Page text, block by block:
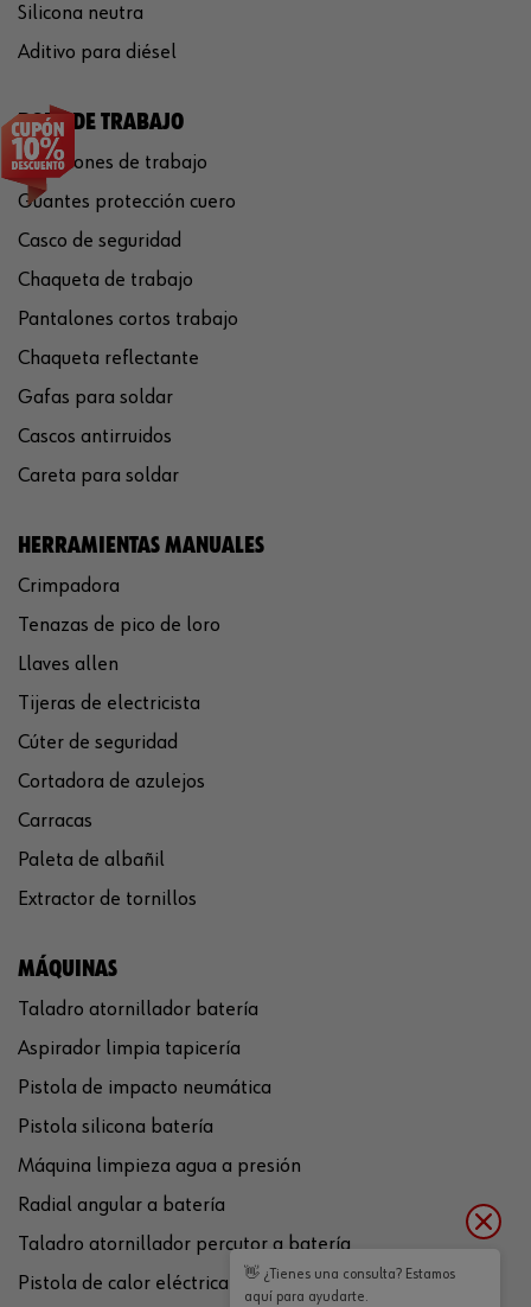
Silicona neutra
Aditivo para diésel
ROPA DE TRABAJO
Pantalones de trabajo
Guantes protección cuero
Casco de seguridad
Chaqueta de trabajo
Pantalones cortos trabajo
Chaqueta reflectante
Gafas para soldar
Cascos antirruidos
Careta para soldar
HERRAMIENTAS MANUALES
Crimpadora
Tenazas de pico de loro
Llaves allen
Tijeras de electricista
Cúter de seguridad
Cortadora de azulejos
Carracas
Paleta de albañil
Extractor de tornillos
MÁQUINAS
Taladro atornillador batería
Aspirador limpia tapicería
Pistola de impacto neumática
Pistola silicona batería
Máquina limpieza agua a presión
Radial angular a batería
Taladro atornillador percutor a batería
Pistola de calor eléctrica
👋 ¿Tienes una consulta? Estamos
aquí para ayudarte.